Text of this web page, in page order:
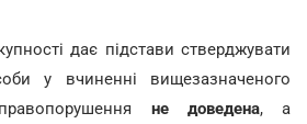
дає підстави стверджувати
у вчиненні вищезазначеного
не доведена, а